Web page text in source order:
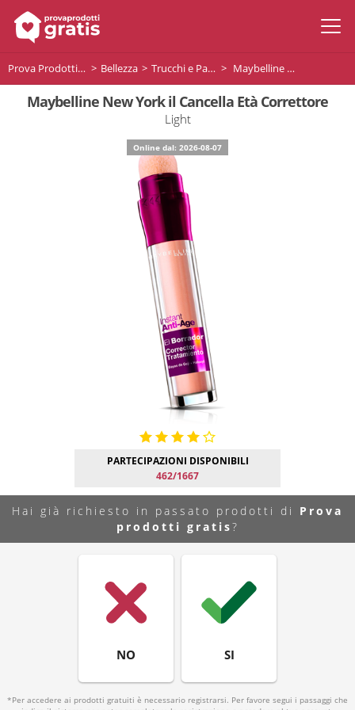
Prova Prodotti Gratis Bellezza Trucchi e Palette Maybelline New York il Cancella Età Correttore
Maybelline New York il Cancella Età Correttore
Light
Online dal: 2026-08-07
PARTECIPAZIONI DISPONIBILI
462/1667
Hai già richiesto in passato prodotti di Prova
prodotti gratis?
NO SI
*Per accedere ai prodotti gratuiti è necessario registrarsi. Per favore segui i passaggi che